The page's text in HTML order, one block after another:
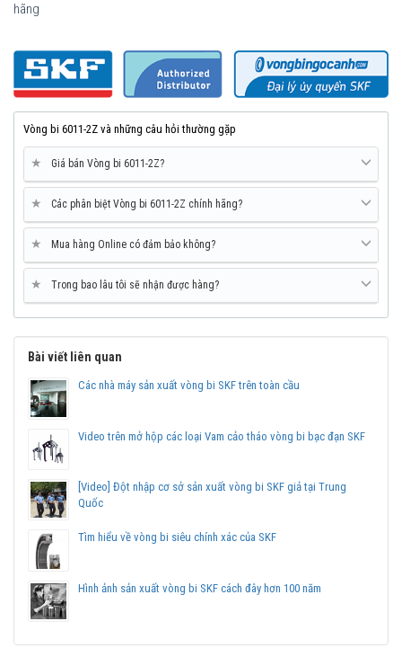
tín?
Vòng bi Ngọc Anh là đại lý ủy quyền SKF tại Việt Nam.
Chuyên phân phối các sản phẩm SKF chính hãng, giá cạnh
tranh, Giao hàng toàn quốc.
Liên hệ vớiVòng bi Ngọc Anhđể có báo giá tốt nhất vòng
bi SKF 6011 chính hãng.
hãng
Vòng bi 6011-2Z và những câu hỏi thường gặp
★ Giá bán Vòng bi 6011-2Z?
★ Các phân biệt Vòng bi 6011-2Z chính hãng?
★ Mua hàng Online có đảm bảo không?
★ Trong bao lâu tôi sẽ nhận được hàng?
Bài viết liên quan
Các nhà máy sản xuất vòng bi SKF trên toàn cầu
Video trên mở hộp các loại Vam cảo tháo vòng bi bạc đạn SKF
[Video] Đột nhập cơ sở sản xuất vòng bi SKF giả tại Trung
Quốc
Tìm hiểu về vòng bi siêu chính xác của SKF
Hình ảnh sản xuất vòng bi SKF cách đây hơn 100 năm